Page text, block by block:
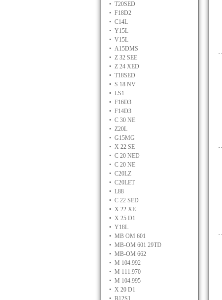
T20SED
F18D2
C14L
Y15L
V15L
A15DMS
Z 32 SEE
Z 24 XED
T18SED
S 18 NV
LS1
F16D3
F14D3
C 30 NE
Z20L
G15MG
X 22 SE
C 20 NED
C 20 NE
C20LZ
C20LET
L88
C 22 SED
X 22 XE
X 25 D1
Y18L
MB OM 601
MB-OM 601 29TD
MB-OM 662
M 104.992
M 111.970
M 104.995
X 20 D1
B12S1